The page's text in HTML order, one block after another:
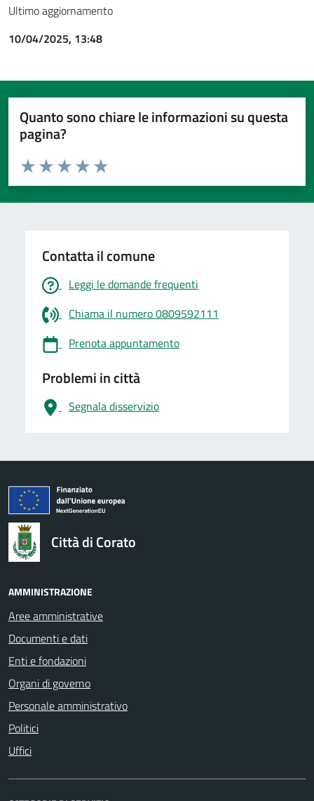
Ultimo aggiornamento
10/04/2025, 13:48
Quanto sono chiare le informazioni su questa
pagina?
Valuta da 1 a 5 stelle la pagina
Valuta 5 stelle su 5
Valuta 4 stelle su 5
Valuta 3 stelle su 5
Valuta 2 stelle su 5
Valuta 1 stelle su 5
Contatta il comune
Leggi le domande frequenti
Chiama il numero 0809592111
Prenota appuntamento
Problemi in città
Segnala disservizio
logo Unione Europea
Città di Corato
AMMINISTRAZIONE
Aree amministrative
Documenti e dati
Enti e fondazioni
Organi di governo
Personale amministrativo
Politici
Uffici